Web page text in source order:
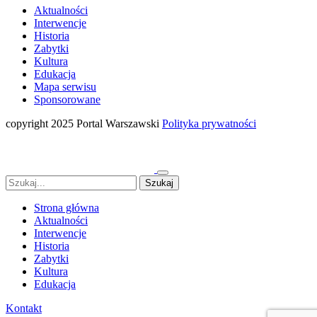
Aktualności
Interwencje
Historia
Zabytki
Kultura
Edukacja
Mapa serwisu
Sponsorowane
copyright 2025 Portal Warszawski Polityka prywatności
Strona główna
Aktualności
Interwencje
Historia
Zabytki
Kultura
Edukacja
Kontakt